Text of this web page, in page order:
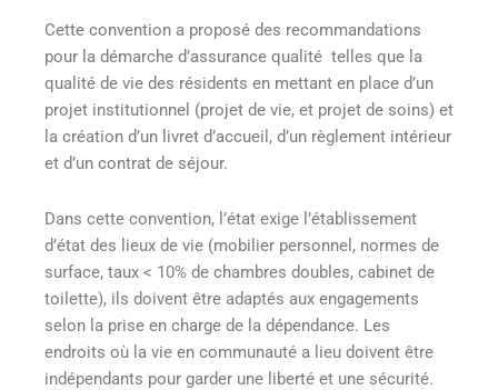
Cette convention a proposé des recommandations
pour la démarche d’assurance qualité telles que la
qualité de vie des résidents en mettant en place d’un
projet institutionnel (projet de vie, et projet de soins) et
la création d’un livret d’accueil, d’un règlement intérieur
et d’un contrat de séjour.
Dans cette convention, l’état exige l’établissement
d’état des lieux de vie (mobilier personnel, normes de
surface, taux < 10% de chambres doubles, cabinet de
toilette), ils doivent être adaptés aux engagements
selon la prise en charge de la dépendance. Les
endroits où la vie en communauté a lieu doivent être
indépendants pour garder une liberté et une sécurité.